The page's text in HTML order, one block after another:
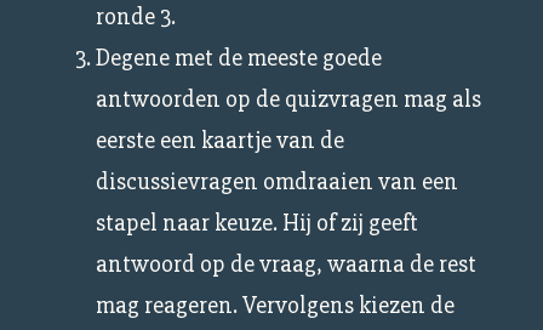
ronde 3.
Degene met de meeste goede
antwoorden op de quizvragen mag als
eerste een kaartje van de
discussievragen omdraaien van een
stapel naar keuze. Hij of zij geeft
antwoord op de vraag, waarna de rest
mag reageren. Vervolgens kiezen de